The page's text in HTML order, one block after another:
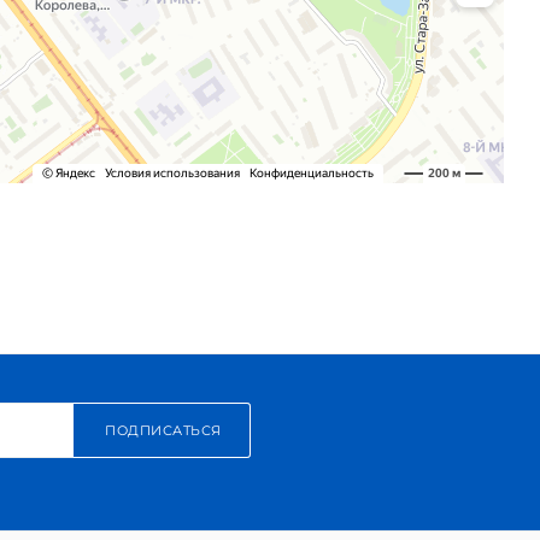
ПОДПИСАТЬСЯ